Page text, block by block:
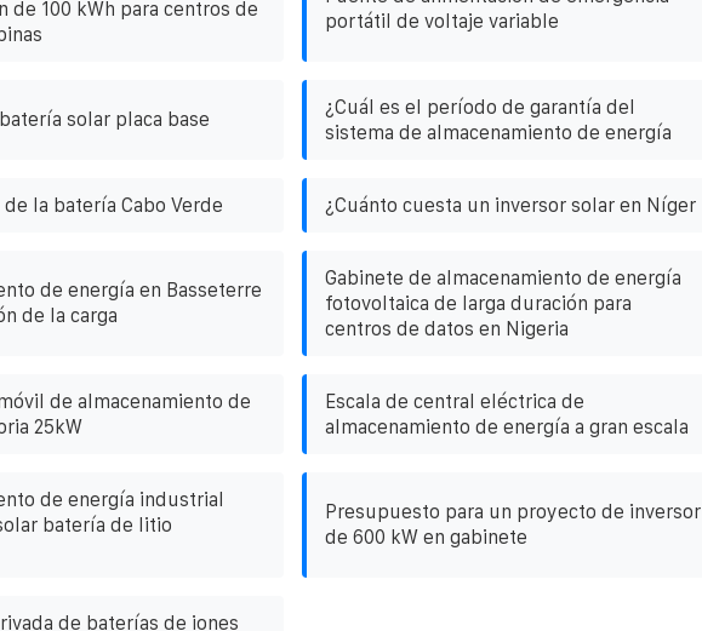
de 100 kWh para centros de
portátil de voltaje variable
solar placa base
¿Cuál es el período de garantía del
sistema de almacenamiento de energía
la batería Cabo Verde ¿Cuánto cuesta un inversor solar en Níger
de energía en Basseterre
de la carga
Gabinete de almacenamiento de energía
fotovoltaica de larga duración para
centros de datos en Nigeria
de almacenamiento de
25kW
Escala de central eléctrica de
almacenamiento de energía a gran escala
de energía industrial
batería de litio
Presupuesto para un proyecto de inversor
de 600 kW en gabinete
de baterías de iones